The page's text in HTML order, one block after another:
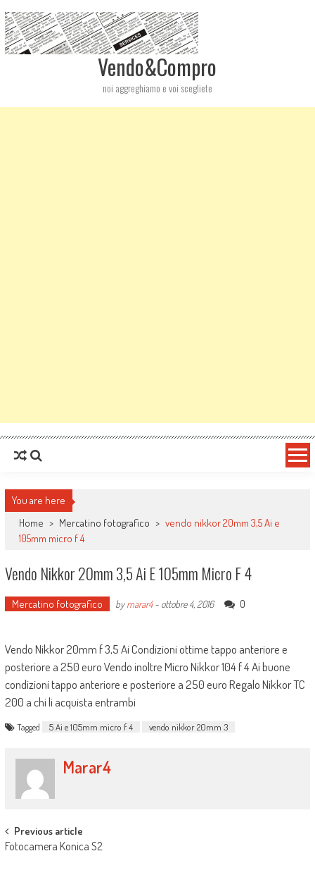
Vendo&Compro
noi aggreghiamo e voi scegliete
You are here
Home > Mercatino fotografico > vendo nikkor 20mm 3,5 Ai e
105mm micro f 4
Vendo Nikkor 20mm 3,5 Ai E 105mm Micro F 4
Mercatino fotografico bymarar4- ottobre 4, 2016 0
Vendo Nikkor 20mm f 3,5 Ai Condizioni ottime tappo anteriore e
posteriore a 250 euro Vendo inoltre Micro Nikkor 104 f 4 Ai buone
condizioni tappo anteriore e posteriore a 250 euro Regalo Nikkor TC
200 a chi li acquista entrambi
Tagged 5 Ai e 105mm micro f 4 vendo nikkor 20mm 3
Marar4
Post navigation
Previous article
Fotocamera Konica S2